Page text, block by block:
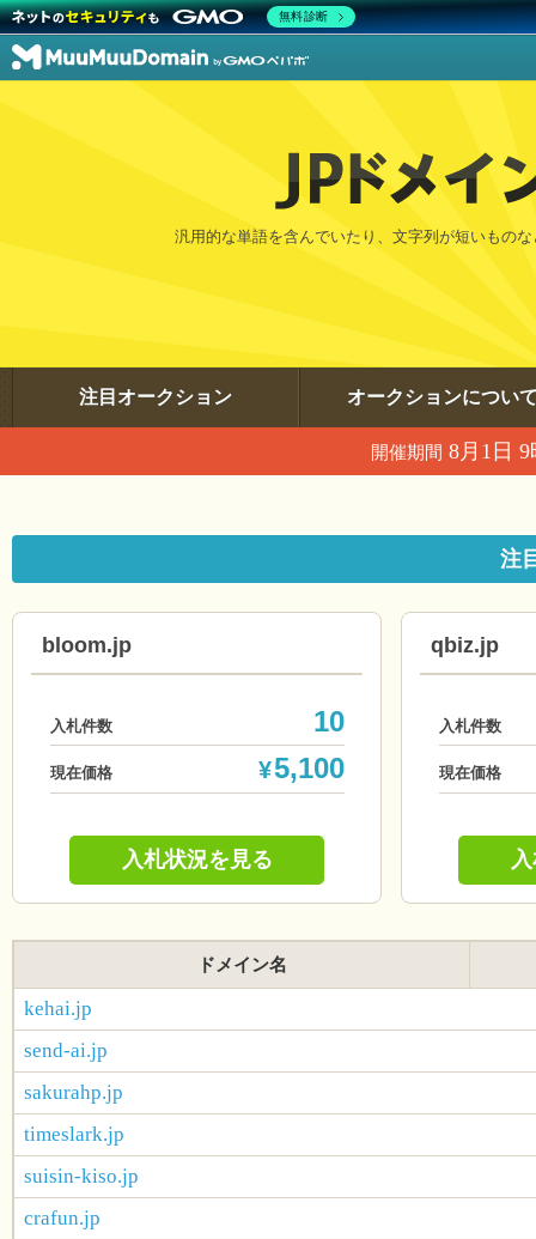
汎用的な単語を含んでいたり、文字列が短いもの
注目オークション オークションについ
開催期間 8月1日
注
bloom.jp
入札件数 10
現在価格 ¥5,100
入札状況を見る
qbiz.jp
入札件数
現在価格
ドメイン名
kehai.jp
send-ai.jp
sakurahp.jp
timeslark.jp
suisin-kiso.jp
crafun.jp
無料診断